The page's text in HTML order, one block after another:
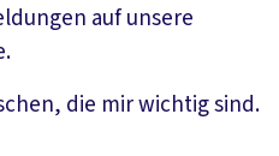
auf unsere
die mir wichtig sind.